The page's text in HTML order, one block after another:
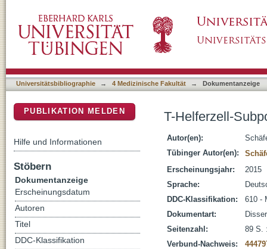
Universitätsbibliographie → 4 Medizinische Fakultät → Dokumentanzeige
T-Helferzell-
Autor(en):
Tübinger Autor(en):
Erscheinungsjahr:
2015
Sprache:
DDC-Klassifikation:
610 -
Dokumentart:
Seitenzahl:
89 S.
Verbund-Nachweis:
PUBLIKATION MELDEN
Hilfe und Informationen
Stöbern
Dokumentanzeige
Erscheinungsdatum
Autoren
Titel
DDC-Klassifikation